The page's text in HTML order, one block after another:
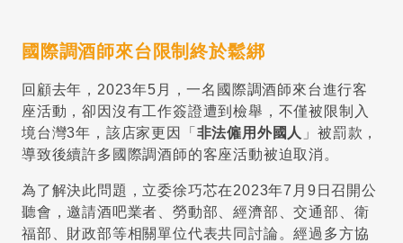
國際調酒師來台限制終於鬆綁
回顧去年，2023年5月，一名國際調酒師來台進行客
座活動，卻因沒有工作簽證遭到檢舉，不僅被限制入
境台灣3年，該店家更因「 非法僱用外國人 」被罰款，
導致後續許多國際調酒師的客座活動被迫取消。
為了解決此問題，立委徐巧芯在2023年7月9日召開公
聽會，邀請酒吧業者、勞動部、經濟部、交通部、衛
福部、財政部等相關單位代表共同討論。經過多方協